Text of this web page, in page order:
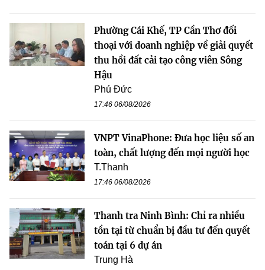
Phường Cái Khế, TP Cần Thơ đối
thoại với doanh nghiệp về giải quyết
thu hồi đất cải tạo công viên Sông
Hậu
Phú Đức
17:46 06/08/2026
VNPT VinaPhone: Đưa học liệu số an
toàn, chất lượng đến mọi người học
T.Thanh
17:46 06/08/2026
Thanh tra Ninh Bình: Chỉ ra nhiều
tồn tại từ chuẩn bị đầu tư đến quyết
toán tại 6 dự án
Trung Hà